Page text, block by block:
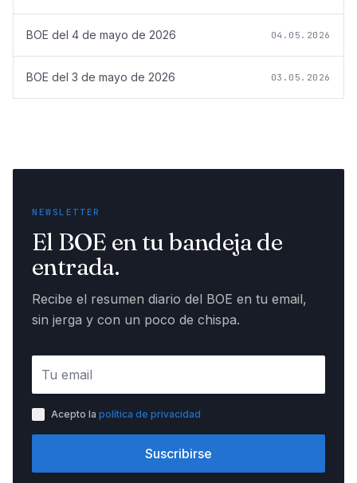
BOE del 4 de mayo de 2026 04.05.2026
BOE del 3 de mayo de 2026 03.05.2026
NEWSLETTER
El BOE en tu bandeja de
entrada.
Recibe el resumen diario del BOE en tu email,
sin jerga y con un poco de chispa.
Acepto la política de privacidad
Suscribirse